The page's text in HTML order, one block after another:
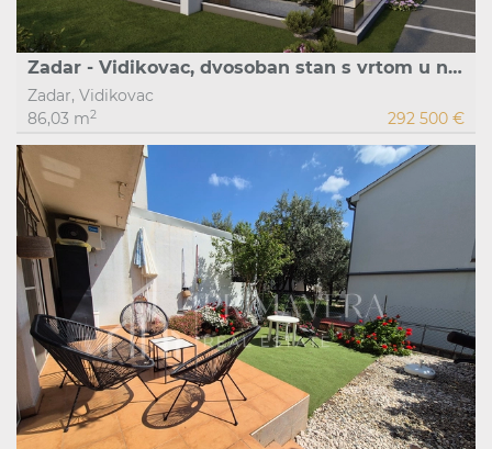
Zadar - Vidikovac, dvosoban stan s vrtom u novogradnji, 86,03 m2, S1
Zadar, Vidikovac
86,03 m2 292 500 €